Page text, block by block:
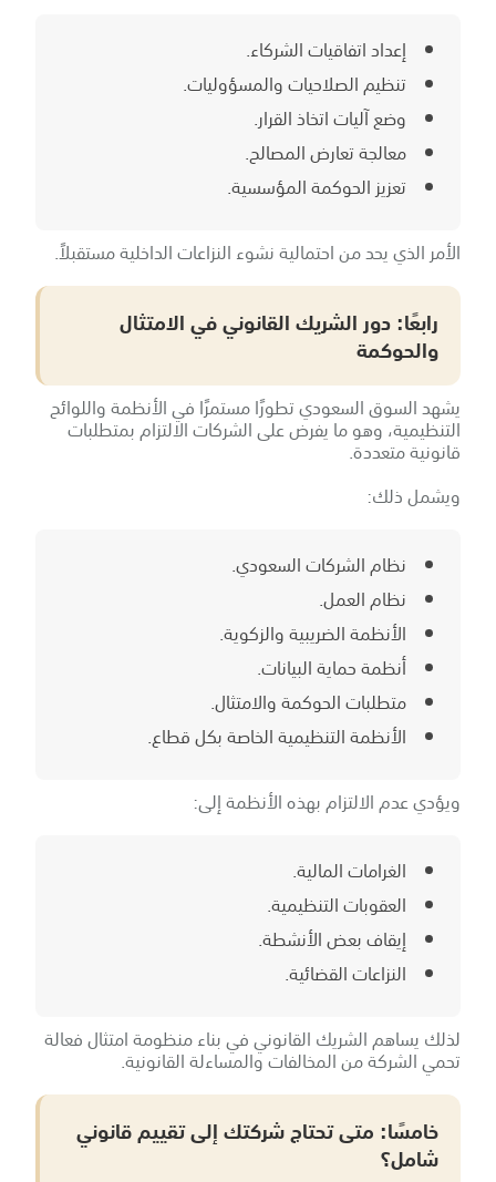
إعداد اتفاقيات الشركاء.
تنظيم الصلاحيات والمسؤوليات.
وضع آليات اتخاذ القرار.
معالجة تعارض المصالح.
تعزيز الحوكمة المؤسسية.
الأمر الذي يحد من احتمالية نشوء النزاعات الداخلية مستقبلاً.
رابعًا: دور الشريك القانوني في الامتثال
والحوكمة
يشهد السوق السعودي تطورًا مستمرًا في الأنظمة واللوائح
التنظيمية، وهو ما يفرض على الشركات الالتزام بمتطلبات
قانونية متعددة.
ويشمل ذلك:
نظام الشركات السعودي.
نظام العمل.
الأنظمة الضريبية والزكوية.
أنظمة حماية البيانات.
متطلبات الحوكمة والامتثال.
الأنظمة التنظيمية الخاصة بكل قطاع.
ويؤدي عدم الالتزام بهذه الأنظمة إلى:
الغرامات المالية.
العقوبات التنظيمية.
إيقاف بعض الأنشطة.
النزاعات القضائية.
لذلك يساهم الشريك القانوني في بناء منظومة امتثال فعالة
تحمي الشركة من المخالفات والمساءلة القانونية.
خامسًا: متى تحتاج شركتك إلى تقييم قانوني
شامل؟